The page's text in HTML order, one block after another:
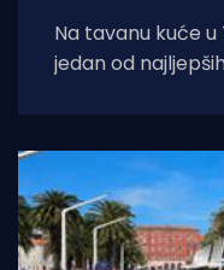
Na tavanu kuće
jedan od